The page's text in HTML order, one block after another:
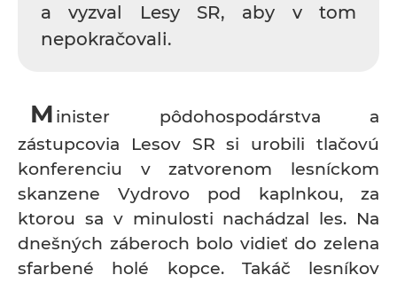
a vyzval Lesy SR, aby v tom
nepokračovali.
M inister pôdohospodárstva a
zástupcovia Lesov SR si urobili tlačovú
konferenciu v zatvorenom lesníckom
skanzene Vydrovo pod kaplnkou, za
ktorou sa v minulosti nachádzal les. Na
dnešných záberoch bolo vidieť do zelena
sfarbené holé kopce. Takáč lesníkov